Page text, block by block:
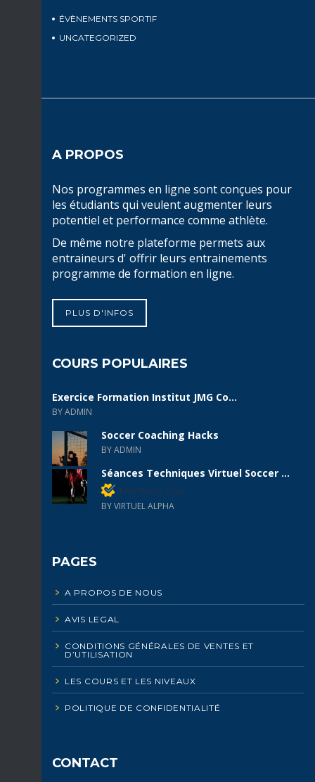
ÉVÈNEMENTS SPORTIF
UNCATEGORIZED
A PROPOS
Nos programmes en ligne sont conçues pour
les étudiants qui veulent augmenter leurs
potentiel et performance comme athlète.
De même notre plateforme permets aux
entraineurs d' offrir leurs entrainements
programme de formation en ligne.
PLUS D'INFOS
COURS POPULAIRES
Exercice Formation Institut JMG Co...
BY ADMIN
Soccer Coaching Hacks
BY ADMIN
Séances Techniques Virtuel Soccer ...
Members only
BY VIRTUEL ALPHA
PAGES
A PROPOS DE NOUS
AVIS LEGAL
CONDITIONS GÉNÉRALES DE VENTES ET
D’UTILISATION
LES COURS ET LES NIVEAUX
POLITIQUE DE CONFIDENTIALITÉ
CONTACT